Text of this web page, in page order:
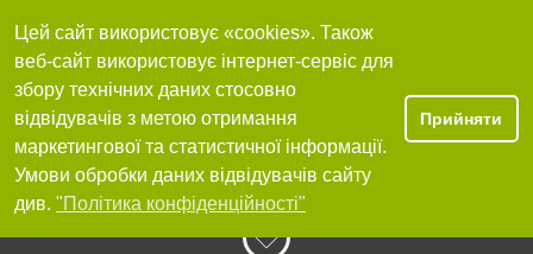
Цей сайт використовує «cookies». Також
веб-сайт використовує інтернет-сервіс для
збору технічних даних стосовно
відвідувачів з метою отримання
маркетингової та статистичної інформації.
Умови обробки даних відвідувачів сайту
див. "Політика конфіденційності"
Прийняти